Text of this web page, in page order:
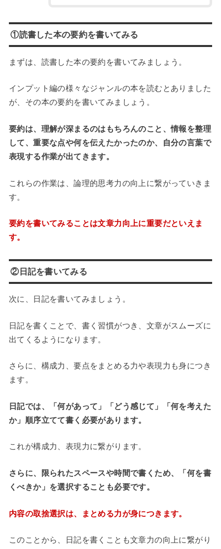
①読書した本の要約を書いてみる
まずは、読書した本の要約を書いてみましょう。
インプット編の様々なジャンルの本を読むとありました
が、その本の要約を書いてみましょう。
要約は、理解が深まるのはもちろんのこと、情報を整理
して、重要な点や何を伝えたかったのか、
自分の言葉で
表現する作業が出てきます。
これらの作業は、論理的思考力の向上に繋がっていきま
す。
要約を書いてみることは文章力向上に重要だといえま
す。
②日記を書いてみる
次に、日記を書いてみましょう。
日記を書くことで、書く習慣がつき、文章がスムーズに
出てくるようになります。
さらに、構成力、要点をまとめる力や表現力も身につき
ます。
日記では、「何があって」「どう感じて」「何を考えた
か」順序立てて書く必要があります。
これが構成力、表現力に繋がります。
さらに、限られたスペースや時間で書くため、「何を書
くべきか」を選択することも必要です。
内容の取捨選択は、まとめる力が身につきます。
このことから、日記を書くことも文章力の向上に繋がり